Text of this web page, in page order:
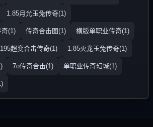
1.85月光玉兔传奇(1)
(1) 传奇合击图(1) 横版单职业传奇(1)
195超变合击传奇(1) 1.85火龙玉兔传奇(1)
7o传奇合击(1) 单职业传奇幻城(1)